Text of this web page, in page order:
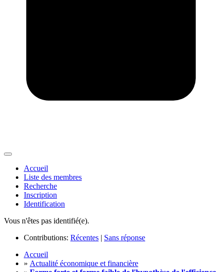
Accueil
Liste des membres
Recherche
Inscription
Identification
Vous n'êtes pas identifié(e).
Contributions: Récentes | Sans réponse
Accueil
» Actualité économique et financière